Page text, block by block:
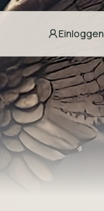
Einloggen